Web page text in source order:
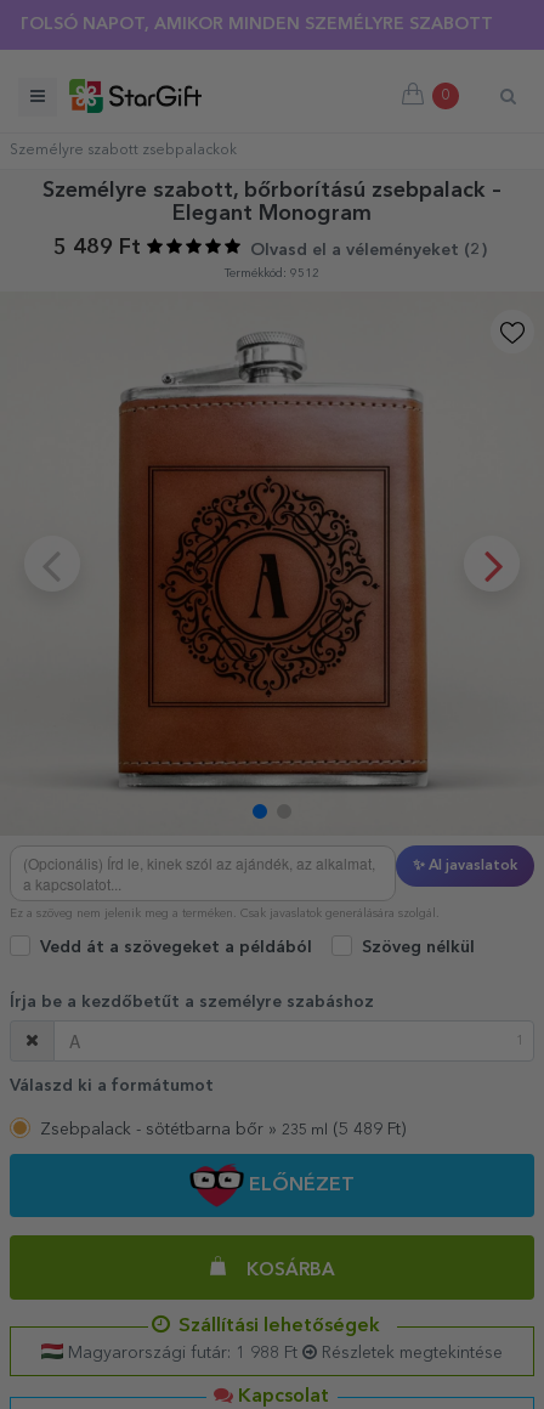
NAPOT, AMIKOR MINDEN SZEMÉLYRE SZABOTT PÓLÓRA
0
Személyre szabott zsebpalackok
Személyre szabott, bőrborítású zsebpalack –
Elegant Monogram
5 489 Ft
Olvasd el a véleményeket (2 )
Termékkód: 9512
✨ AI javaslatok
Ez a szöveg nem jelenik meg a terméken. Csak javaslatok generálására szolgál.
Vedd át a szövegeket a példából Szöveg nélkül
Írja be a kezdőbetűt a személyre szabáshoz
Válaszd ki a formátumot
Zsebpalack - sötétbarna bőr » 235 ml (5 489 Ft)
ELŐNÉZET
KOSÁRBA
Szállítási lehetőségek
Magyarországi futár: 1 988 Ft Részletek megtekintése
Kapcsolat